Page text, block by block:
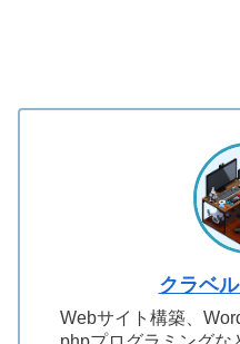
クラベ
Webサイト構築、